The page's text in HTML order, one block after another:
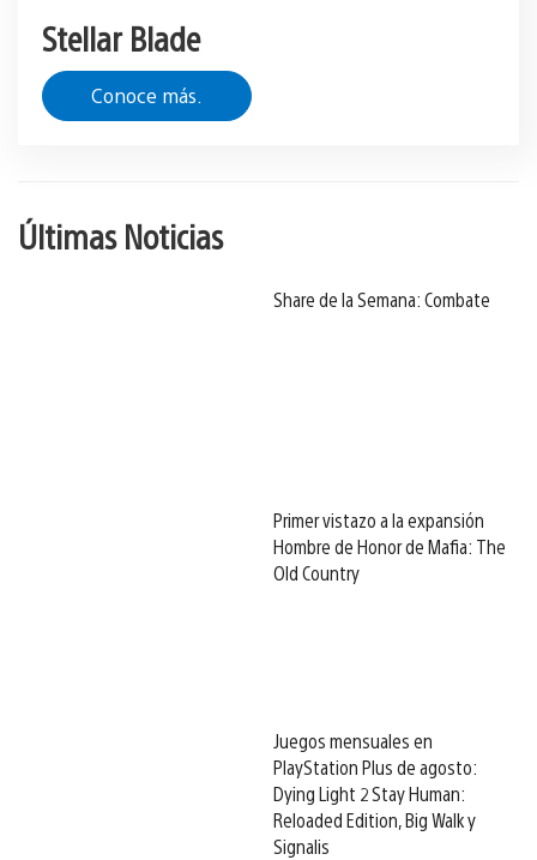
Stellar Blade
Conoce más.
Últimas Noticias
Share de la Semana: Combate
Primer vistazo a la expansión
Hombre de Honor de Mafia: The
Old Country
Juegos mensuales en
PlayStation Plus de agosto:
Dying Light 2 Stay Human:
Reloaded Edition, Big Walk y
Signalis